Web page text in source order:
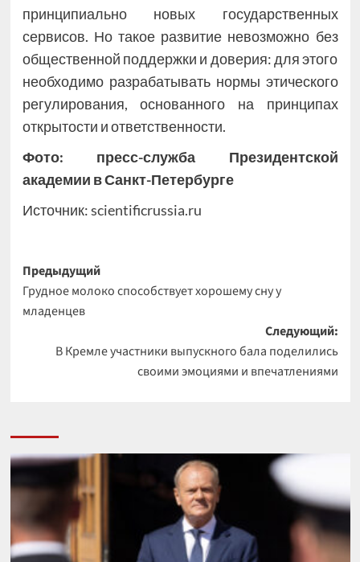
принципиально новых государственных
сервисов. Но такое развитие невозможно без
общественной поддержки и доверия: для этого
необходимо разрабатывать нормы этического
регулирования, основанного на принципах
открытости и ответственности.
Фото: пресс-служба Президентской
академии в Санкт-Петербурге
Источник:scientificrussia.ru
Навигация
записи
Предыдущий
Грудное молоко способствует хорошему сну у
младенцев
Следующий:
В Кремле участники выпускного бала поделились
своими эмоциями и впечатлениями